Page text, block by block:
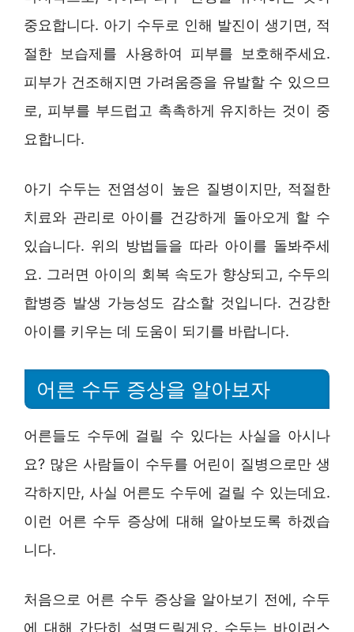
중요합니다. 아기 수두로 인해 발진이 생기면, 적
절한 보습제를 사용하여 피부를 보호해주세요.
피부가 건조해지면 가려움증을 유발할 수 있으므
로, 피부를 부드럽고 촉촉하게 유지하는 것이 중
요합니다.
아기 수두는 전염성이 높은 질병이지만, 적절한
치료와 관리로 아이를 건강하게 돌아오게 할 수
있습니다. 위의 방법들을 따라 아이를 돌봐주세
요. 그러면 아이의 회복 속도가 향상되고, 수두의
합병증 발생 가능성도 감소할 것입니다. 건강한
아이를 키우는 데 도움이 되기를 바랍니다.
어른 수두 증상을 알아보자
어른들도 수두에 걸릴 수 있다는 사실을 아시나
요? 많은 사람들이 수두를 어린이 질병으로만 생
각하지만, 사실 어른도 수두에 걸릴 수 있는데요.
이런 어른 수두 증상에 대해 알아보도록 하겠습
니다.
처음으로 어른 수두 증상을 알아보기 전에, 수두
에 대해 간단히 설명드릴게요. 수두는 바이러스